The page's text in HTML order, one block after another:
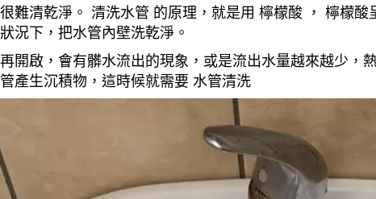
難清乾淨。 清洗水管 的原理，就是用 檸檬酸 ， 檸檬
況下，把水管內壁洗乾淨。
開啟，會有髒水流出的現象，或是流出水量越來越少
產生沉積物，這時候就需要 水管清洗